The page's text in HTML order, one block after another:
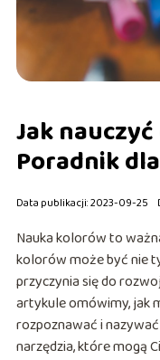
Jak
Poradnik
Data publikacji: 2023-09-25
Nauka kolorów to
kolorów może być nie
przyczynia się do
artykule omówimy, jak
rozpoznawać i
narzędzia, które mogą